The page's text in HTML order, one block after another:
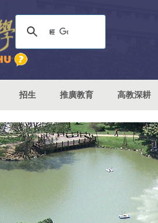
招生 推廣教育 高教深耕